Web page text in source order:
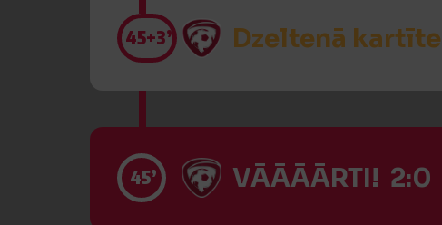
45+3’ Dzeltenā kartīte
45’ VĀĀĀĀRTI! 2:0